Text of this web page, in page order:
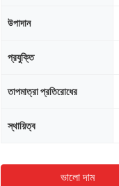
উপাদান
প্রযুক্তি
তাপমাত্রা প্রতিরোধের
স্থায়িত্ব
ভালো দাম